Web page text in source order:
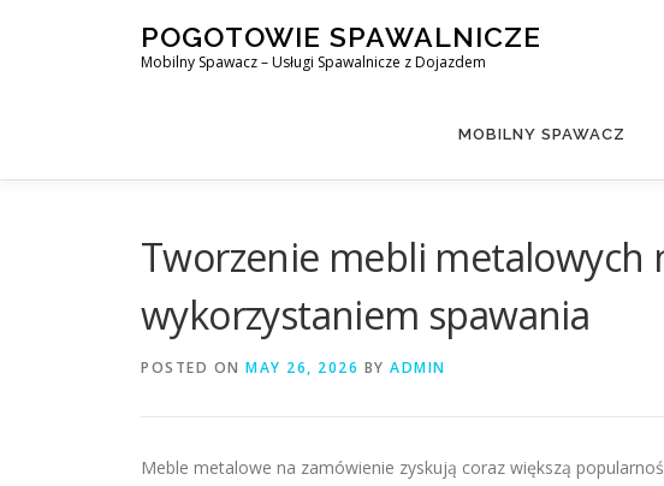
POGOTOWIE SPAWALNICZE
Mobilny Spawacz – Usługi Spawalnicze z Dojazdem
MOBILNY SPAWACZ
Tworzenie mebli metalowych
wykorzystaniem spawania
POSTED ON MAY 26, 2026 BY ADMIN
Meble metalowe na zamówienie zyskują coraz większą